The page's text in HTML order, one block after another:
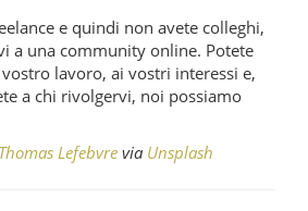
e quindi non avete colleghi,
a una community online. Potete
lavoro, ai vostri interessi e,
a chi rivolgervi, noi possiamo
Thomas Lefebvre via Unsplash